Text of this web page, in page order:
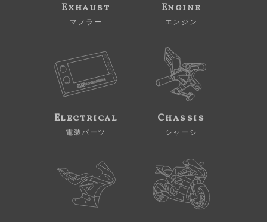
Exhaust
マフラー
Engine
エンジン
Electrical
電装パーツ
Chassis
シャーシ